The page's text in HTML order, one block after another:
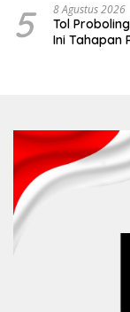
5 8 Agustus 2026
Tol
Ini Tahapan